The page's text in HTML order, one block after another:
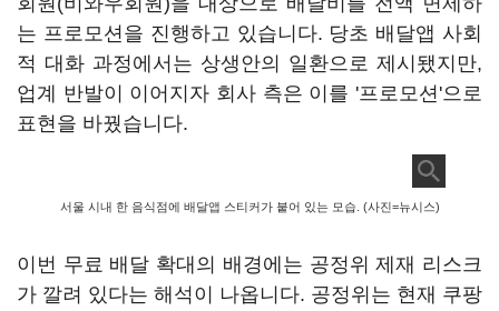
는 프로모션을 진행하고 있습니다. 당초 배달앱 사회
적 대화 과정에서는 상생안의 일환으로 제시됐지만,
업계 반발이 이어지자 회사 측은 이를 '프로모션'으로
표현을 바꿨습니다.
서울 시내 한 음식점에 배달앱 스티커가 붙어 있는 모습. (사진=뉴시스)
이번 무료 배달 확대의 배경에는 공정위 제재 리스크
가 깔려 있다는 해석이 나옵니다. 공정위는 현재 쿠팡